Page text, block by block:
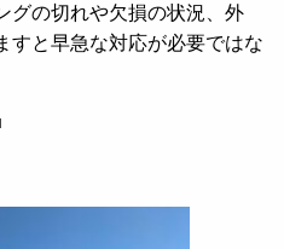
グの切れや欠損の状況、外
すと早急な対応が必要ではな